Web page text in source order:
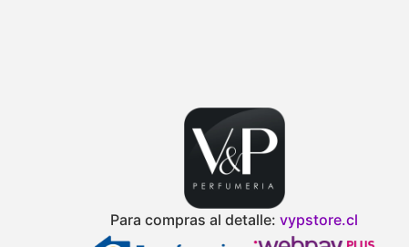
Para compras al detalle:vypstore.cl